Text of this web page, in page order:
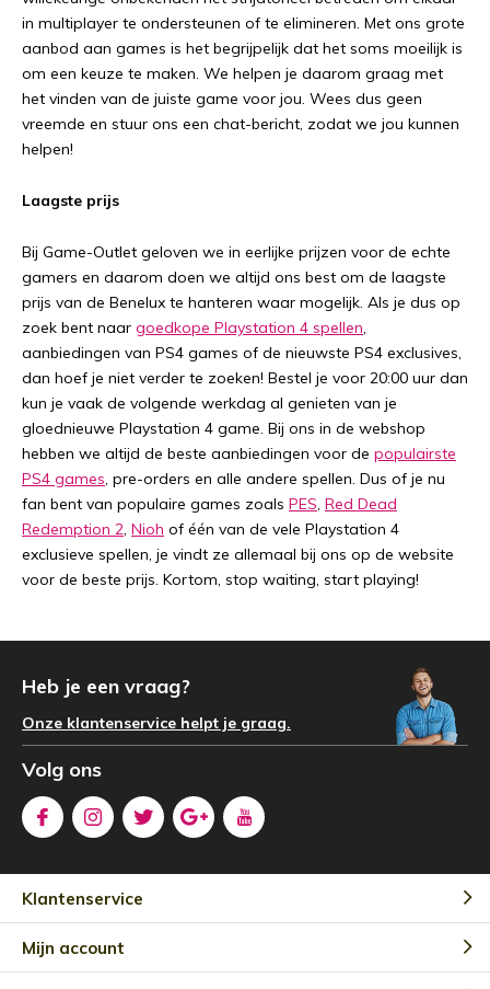
in multiplayer te ondersteunen of te elimineren. Met ons grote
aanbod aan games is het begrijpelijk dat het soms moeilijk is
om een keuze te maken. We helpen je daarom graag met
het vinden van de juiste game voor jou. Wees dus geen
vreemde en stuur ons een chat-bericht, zodat we jou kunnen
helpen!
Laagste prijs
Bij Game-Outlet geloven we in eerlijke prijzen voor de echte
gamers en daarom doen we altijd ons best om de laagste
prijs van de Benelux te hanteren waar mogelijk. Als je dus op
zoek bent naar goedkope Playstation 4 spellen,
aanbiedingen van PS4 games of de nieuwste PS4 exclusives,
dan hoef je niet verder te zoeken! Bestel je voor 20:00 uur dan
kun je vaak de volgende werkdag al genieten van je
gloednieuwe Playstation 4 game. Bij ons in de webshop
hebben we altijd de beste aanbiedingen voor de populairste
PS4 games, pre-orders en alle andere spellen. Dus of je nu
fan bent van populaire games zoals PES, Red Dead
Redemption 2, Nioh of één van de vele Playstation 4
exclusieve spellen, je vindt ze allemaal bij ons op de website
voor de beste prijs. Kortom, stop waiting, start playing!
Heb je een vraag?
Onze klantenservice helpt je graag.
Volg ons
Klantenservice
Mijn account